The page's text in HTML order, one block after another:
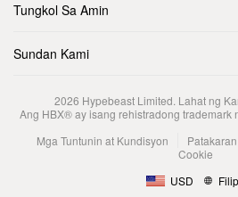
Tungkol Sa Amin
Sundan Kami
2026 Hypebeast Limited. Lahat ng
Ang HBX® ay isang rehistradong trademark
Mga Tuntunin at Kundisyon
Cookie
USD